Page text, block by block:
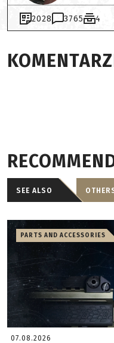
2028 3765 4
SEE ALSO
PARTS AND ACCESSORIES
07.08.2026